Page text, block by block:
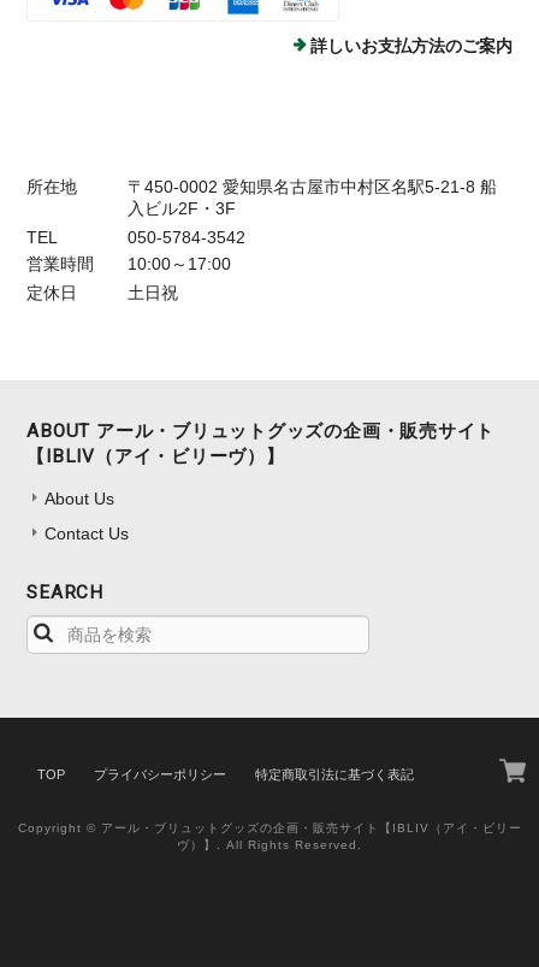
詳しいお支払方法のご案内
所在地
〒450-0002 愛知県名古屋市中村区名駅5-21-8 船
入ビル2F・3F
TEL
050-5784-3542
営業時間
10:00～17:00
定休日
土日祝
ABOUT アール・ブリュットグッズの企画・販売サイト
【IBLIV（アイ・ビリーヴ）】
About Us
Contact Us
SEARCH
TOP プライバシーポリシー 特定商取引法に基づく表記
Copyright © アール・ブリュットグッズの企画・販売サイト【IBLIV（アイ・ビリー
ヴ）】. All Rights Reserved.